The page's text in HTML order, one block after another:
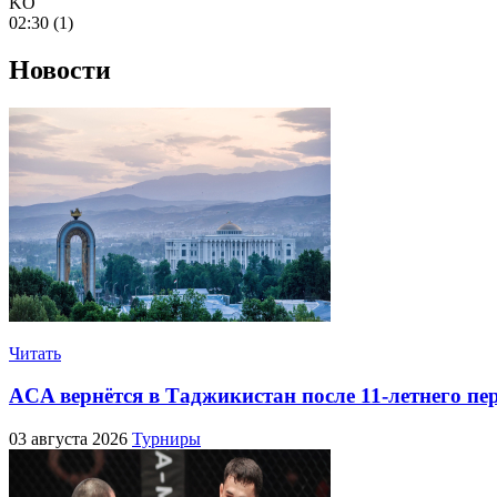
02:30 (1)
Новости
Читать
ACA вернётся в Таджикистан после 11-летнего
03 августа 2026 Турниры